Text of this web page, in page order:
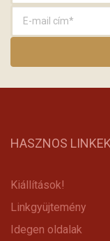
HASZNOS LINKEK
Kiállítások!
Linkgyüjtemény
Idegen oldalak